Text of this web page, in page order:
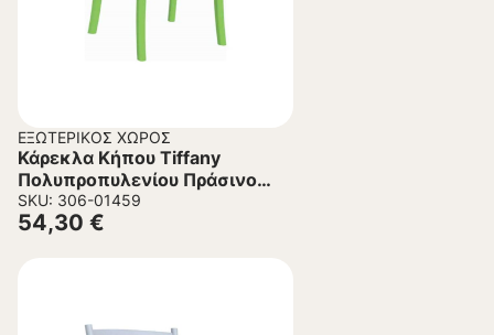
ΕΞΩΤΕΡΙΚΌΣ ΧΏΡΟΣ
Κάρεκλα Κήπου Tiffany
Πολυπροπυλενίου Πράσινο
45x51x85 εκ.
SKU: 306-01459
54,30 €